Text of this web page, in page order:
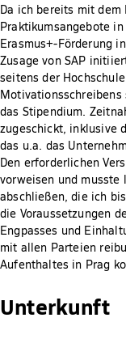
Da ich bereits mit
Praktikumsangebote
Erasmus+-Förderung
Zusage von SAP
seitens der
das Stipendium.
zugeschickt, inklusive
das u.a. das
Den erforderlichen
vorweisen und
abschließen, die ich
die Voraussetzungen
Engpasses und
mit allen Parteien
Aufenthaltes in Prag
Unterkunft